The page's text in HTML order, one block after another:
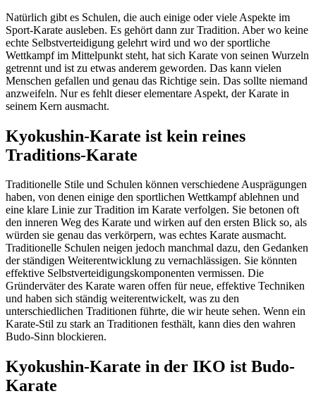
Natürlich gibt es Schulen, die auch einige oder viele Aspekte im
Sport-Karate ausleben. Es gehört dann zur Tradition. Aber wo keine
echte Selbstverteidigung gelehrt wird und wo der sportliche
Wettkampf im Mittelpunkt steht, hat sich Karate von seinen Wurzeln
getrennt und ist zu etwas anderem geworden. Das kann vielen
Menschen gefallen und genau das Richtige sein. Das sollte niemand
anzweifeln. Nur es fehlt dieser elementare Aspekt, der Karate in
seinem Kern ausmacht.
Kyokushin-Karate ist kein reines
Traditions-Karate
Traditionelle Stile und Schulen können verschiedene Ausprägungen
haben, von denen einige den sportlichen Wettkampf ablehnen und
eine klare Linie zur Tradition im Karate verfolgen. Sie betonen oft
den inneren Weg des Karate und wirken auf den ersten Blick so, als
würden sie genau das verkörpern, was echtes Karate ausmacht.
Traditionelle Schulen neigen jedoch manchmal dazu, den Gedanken
der ständigen Weiterentwicklung zu vernachlässigen. Sie könnten
effektive Selbstverteidigungskomponenten vermissen. Die
Gründerväter des Karate waren offen für neue, effektive Techniken
und haben sich ständig weiterentwickelt, was zu den
unterschiedlichen Traditionen führte, die wir heute sehen. Wenn ein
Karate-Stil zu stark an Traditionen festhält, kann dies den wahren
Budo-Sinn blockieren.
Kyokushin-Karate in der IKO ist Budo-
Karate